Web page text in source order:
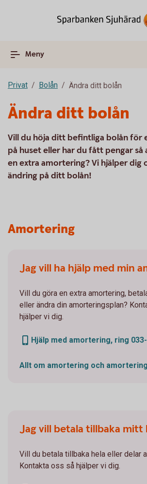
Meny
Privat Bolån Ändra ditt bolån
Ändra ditt bolån
Vill du höja ditt befintliga bolån för
på huset eller har du fått pengar så
en extra amortering? Vi hjälper dig
ändring på ditt bolån!
Amortering
Jag vill ha hjälp med min
Vill du göra en extra amortering,
eller ändra din amorteringsplan?
hjälper vi dig.
Hjälp med amortering, ring
Allt om amortering och
Jag vill betala tillbaka mitt
Vill du betala tillbaka hela eller delar
Kontakta oss så hjälper vi dig.